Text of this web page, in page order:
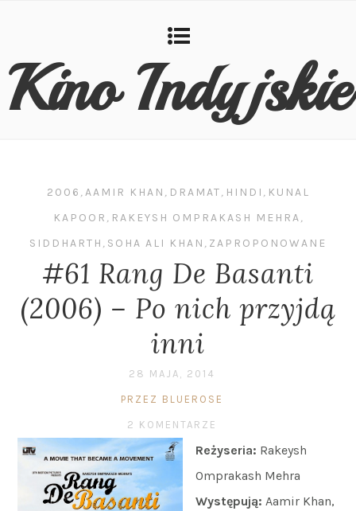
Kino Indyjskie
2006 ,AAMIR KHAN , DRAMAT, HINDI , KUNAL
KAPOOR , RAKEYSH OMPRAKASH MEHRA,
SIDDHARTH , SOHA ALI KHAN , ZAPROPONOWANE
#61 Rang De Basanti
(2006) – Po nich przyjdą
inni
28 MAJA, 2014
PRZEZ BLUEROSE
2 KOMENTARZE
Reżyseria: Rakeysh
Omprakash Mehra
Występują:Aamir Khan,